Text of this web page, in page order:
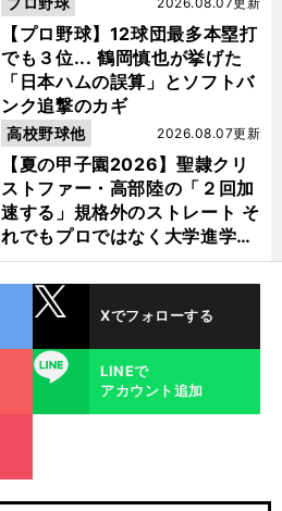
【プロ野球】12球団最多本塁打
でも３位... 鶴岡慎也が挙げた
「日本ハムの誤算」とソフトバ
ンク追撃のカギ
【夏の甲子園2026】聖隷クリ
ストファー・高部陸の「２回加
速する」規格外のストレート そ
れでもプロではなく大学進学を
選ぶ理由
2026.08.07更新
高校野球他
Xでフォローする
LINE
LINEで
アカウント追加